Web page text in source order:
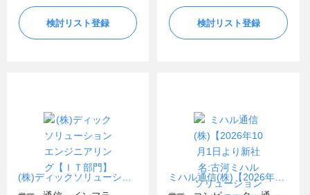
検討リスト登録 検討リスト登録